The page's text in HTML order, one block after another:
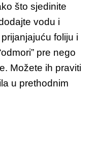
što sjedinite
vodu i
foliju i
pre nego
Možete ih praviti
u prethodnim